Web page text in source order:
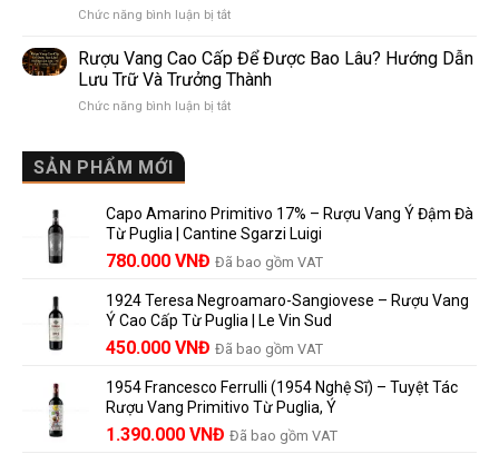
So
Dễ
Hiểu
Người
Điểm
khác
nhau
và
vì
lựa
chọn
đáng
Chức năng bình luận bị tắtở
en
Bouteille
au
Château
nhãn
rượu
vang
và
những
người
vang
nên
biết
Rượu Vang Cao Cấp Để Được Bao Lâu? Hướng Dẫn
Lưu Trữ Và Trưởng Thành
Chức năng bình luận bị tắtở
Được
Bao
Lâu?
Hướng
Dẫn
Lưu
Trữ
Và
Thành
SẢN PHẨM MỚI
Capo Amarino Primitivo 17% – Rượu Vang Ý Đậm Đà
Từ Puglia | Cantine Sgarzi Luigi
Giá
là:
858.000 VNĐ.
780.000 VNĐ Giá
tại
là:
780.000 VNĐ.
Đã bao gồm VAT
1924 Teresa Negroamaro-Sangiovese – Rượu Vang
Ý Cao Cấp Từ Puglia | Le Vin Sud
Giá
là:
495.000 VNĐ.
450.000 VNĐ Giá
tại
là:
450.000 VNĐ.
Đã bao gồm VAT
1954 Francesco Ferrulli (1954 Nghệ Sĩ) – Tuyệt Tác
Rượu Vang Primitivo Từ Puglia, Ý
Giá
1.390.000 VNĐ Giá
Đã bao gồm VAT